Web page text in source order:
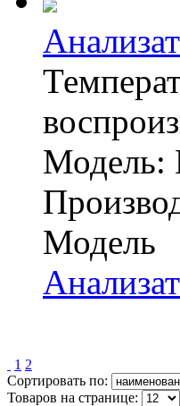
Модель:
Модель
1 2
Сортировать по:
Товаров на странице: